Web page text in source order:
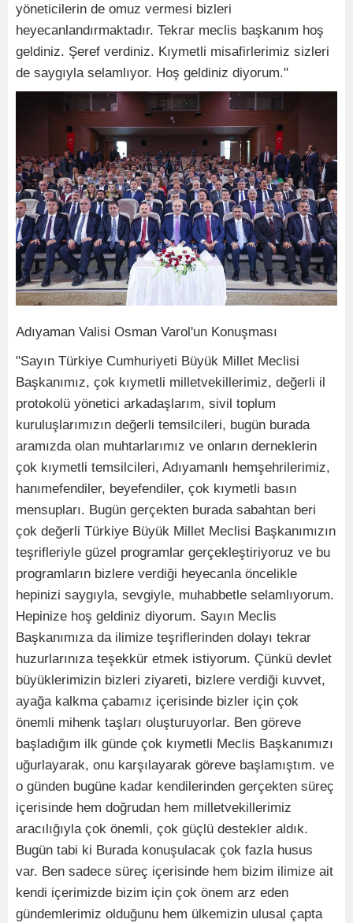
yöneticilerin de omuz vermesi bizleri
heyecanlandırmaktadır. Tekrar meclis başkanım hoş
geldiniz. Şeref verdiniz. Kıymetli misafirlerimiz sizleri
de saygıyla selamlıyor. Hoş geldiniz diyorum."
Adıyaman Valisi Osman Varol'un Konuşması
"Sayın Türkiye Cumhuriyeti Büyük Millet Meclisi
Başkanımız, çok kıymetli milletvekillerimiz, değerli il
protokolü yönetici arkadaşlarım, sivil toplum
kuruluşlarımızın değerli temsilcileri, bugün burada
aramızda olan muhtarlarımız ve onların derneklerin
çok kıymetli temsilcileri, Adıyamanlı hemşehrilerimiz,
hanımefendiler, beyefendiler, çok kıymetli basın
mensupları. Bugün gerçekten burada sabahtan beri
çok değerli Türkiye Büyük Millet Meclisi Başkanımızın
teşrifleriyle güzel programlar gerçekleştiriyoruz ve bu
programların bizlere verdiği heyecanla öncelikle
hepinizi saygıyla, sevgiyle, muhabbetle selamlıyorum.
Hepinize hoş geldiniz diyorum. Sayın Meclis
Başkanımıza da ilimize teşriflerinden dolayı tekrar
huzurlarınıza teşekkür etmek istiyorum. Çünkü devlet
büyüklerimizin bizleri ziyareti, bizlere verdiği kuvvet,
ayağa kalkma çabamız içerisinde bizler için çok
önemli mihenk taşları oluşturuyorlar. Ben göreve
başladığım ilk günde çok kıymetli Meclis Başkanımızı
uğurlayarak, onu karşılayarak göreve başlamıştım. ve
o günden bugüne kadar kendilerinden gerçekten süreç
içerisinde hem doğrudan hem milletvekillerimiz
aracılığıyla çok önemli, çok güçlü destekler aldık.
Bugün tabi ki Burada konuşulacak çok fazla husus
var. Ben sadece süreç içerisinde hem bizim ilimize ait
kendi içerimizde bizim için çok önem arz eden
gündemlerimiz olduğunu hem ülkemizin ulusal çapta